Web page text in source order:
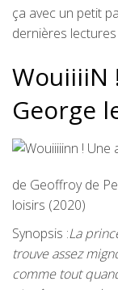
ça avec un petit
dernières
WouiiiiN
George
de Geoffroy de
loisirs (2020)
Synopsis :La
trouve assez
comme tout